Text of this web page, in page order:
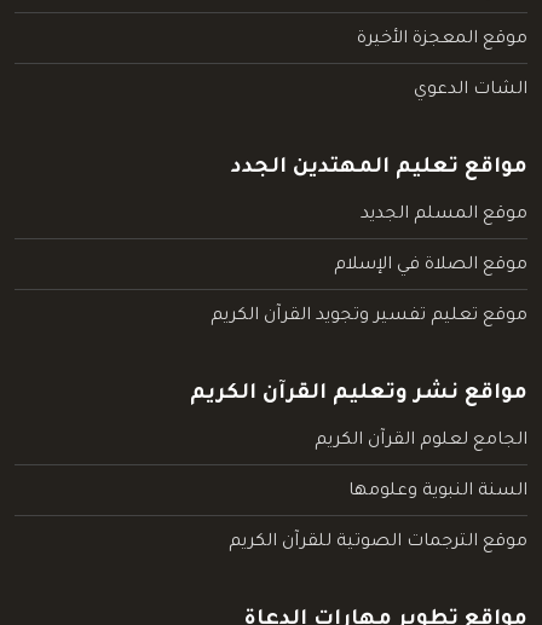
موقع المعجزة الأخيرة
الشات الدعوي
مواقع تعليم المهتدين الجدد
موقع المسلم الجديد
موقع الصلاة في الإسلام
موقع تعليم تفسير وتجويد القرآن الكريم
مواقع نشر وتعليم القرآن الكريم
الجامع لعلوم القرآن الكريم
السنة النبوية وعلومها
موقع الترجمات الصوتية للقرآن الكريم